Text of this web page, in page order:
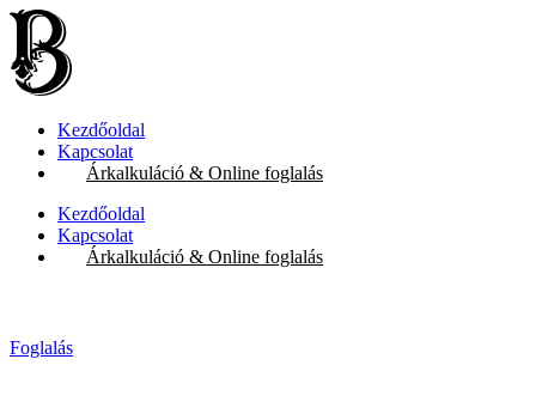
Ugrás
tartalomhoz
Kezdőoldal
Kapcsolat
Árkalkuláció & Online foglalás
Kezdőoldal
Kapcsolat
Árkalkuláció & Online foglalás
Foglalás